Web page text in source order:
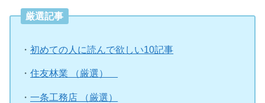
厳選記事
・初めての人に読んで欲しい10記事
・住友林業 （厳選）
・一条工務店 （厳選）